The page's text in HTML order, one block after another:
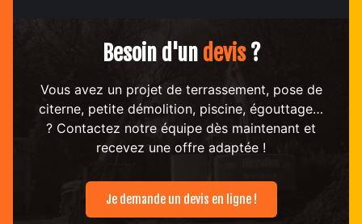
Besoin d'un devis?
Vous avez un projet de terrassement, pose de
citerne, petite démolition, piscine, égouttage…
? Contactez notre équipe dès maintenant et
recevez une offre adaptée !
Je demande un devis en ligne !